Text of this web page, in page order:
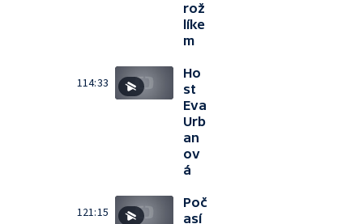
rož
líke
m
114:33
Ho
st
Eva
Urb
an
ov
á
121:15
Poč
así